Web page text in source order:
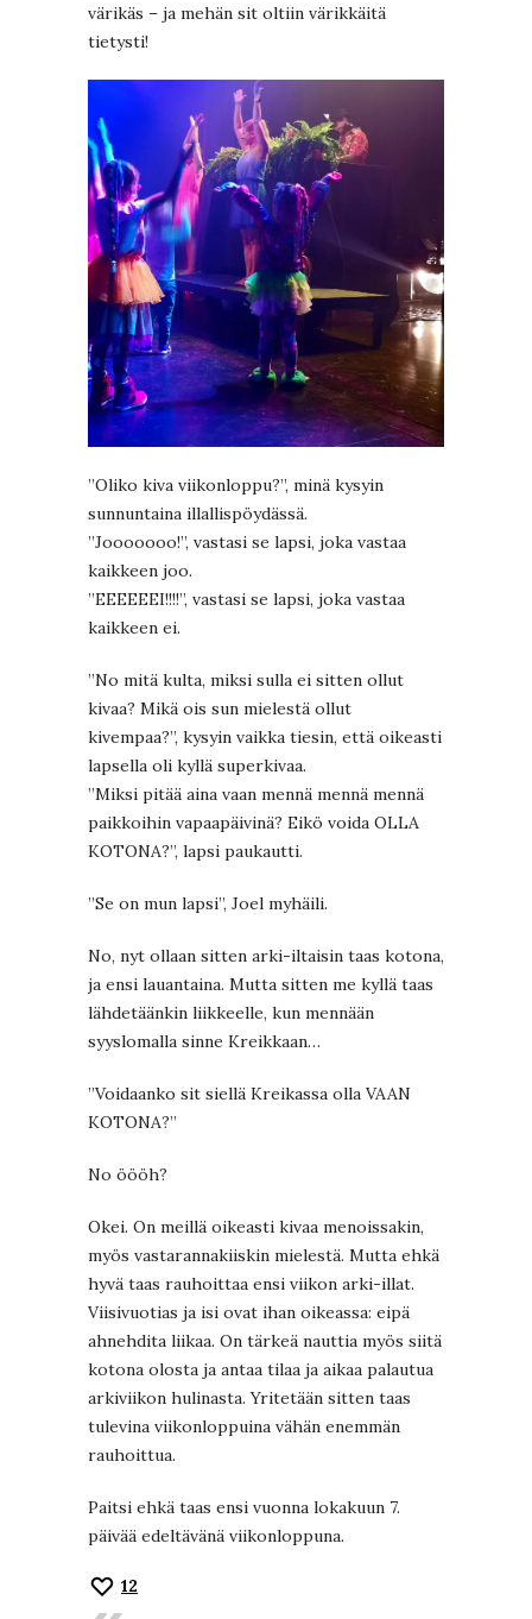
värikäs – ja mehän sit oltiin värikkäitä
tietysti!
”Oliko kiva viikonloppu?”, minä kysyin
sunnuntaina illallispöydässä.
”Jooooooo!”, vastasi se lapsi, joka vastaa
kaikkeen joo.
”EEEEEEI!!!!”, vastasi se lapsi, joka vastaa
kaikkeen ei.
”No mitä kulta, miksi sulla ei sitten ollut
kivaa? Mikä ois sun mielestä ollut
kivempaa?”, kysyin vaikka tiesin, että oikeasti
lapsella oli kyllä superkivaa.
”Miksi pitää aina vaan mennä mennä mennä
paikkoihin vapaapäivinä? Eikö voida OLLA
KOTONA?”, lapsi paukautti.
”Se on mun lapsi”, Joel myhäili.
No, nyt ollaan sitten arki-iltaisin taas kotona,
ja ensi lauantaina. Mutta sitten me kyllä taas
lähdetäänkin liikkeelle, kun mennään
syyslomalla sinne Kreikkaan…
”Voidaanko sit siellä Kreikassa olla VAAN
KOTONA?”
No öööh?
Okei. On meillä oikeasti kivaa menoissakin,
myös vastarannakiiskin mielestä. Mutta ehkä
hyvä taas rauhoittaa ensi viikon arki-illat.
Viisivuotias ja isi ovat ihan oikeassa: eipä
ahnehdita liikaa. On tärkeä nauttia myös siitä
kotona olosta ja antaa tilaa ja aikaa palautua
arkiviikon hulinasta. Yritetään sitten taas
tulevina viikonloppuina vähän enemmän
rauhoittua.
Paitsi ehkä taas ensi vuonna lokakuun 7.
päivää edeltävänä viikonloppuna.
12